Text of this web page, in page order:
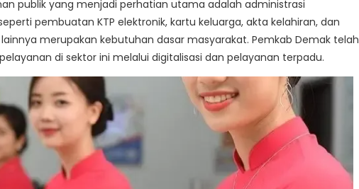
publik yang menjadi perhatian utama adalah administrasi
pembuatan KTP elektronik, kartu keluarga, akta kelahiran, dan
merupakan kebutuhan dasar masyarakat. Pemkab Demak telah
di sektor ini melalui digitalisasi dan pelayanan terpadu.